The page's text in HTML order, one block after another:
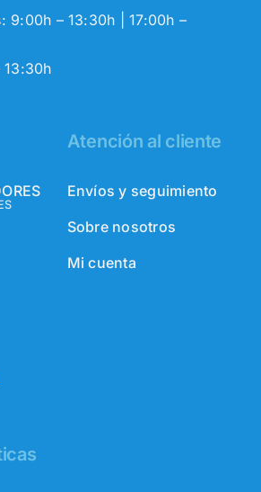
9:00h – 13:30h | 17:00h –
Atención al cliente
Envíos y seguimiento
Sobre nosotros
Mi cuenta